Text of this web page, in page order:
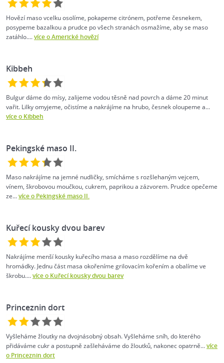
Hovězí maso vcelku osolíme, pokapeme citrónem, potřeme česnekem,
posypeme bazalkou a prudce po všech stranách osmažíme, aby se maso
zatáhlo....více o Americké hovězí
Kibbeh
Bulgur dáme do mísy, zalijeme vodou těsně nad povrch a dáme 20 minut
vařit. Lilky omyjeme, očistíme a nakrájíme na hrubo, česnek oloupeme a...
více o Kibbeh
Pekingské maso II.
Maso nakrájíme na jemné nudličky, smícháme s rozšlehaným vejcem,
vínem, škrobovou moučkou, cukrem, paprikou a zázvorem. Prudce opečeme
ze...více o Pekingské maso II.
Kuřecí kousky dvou barev
Nakrájíme menší kousky kuřecího masa a maso rozdělíme na dvě
hromádky. Jednu část masa okořeníme grilovacím kořením a obalíme ve
škrobu....více o Kuřecí kousky dvou barev
Princeznin dort
Vyšleháme žloutky na dvojnásobný obsah. Vyšleháme sníh, do kterého
přidáváme cukr a postupně zašleháváme do žloutků, nakonec opatrně...více
o Princeznin dort